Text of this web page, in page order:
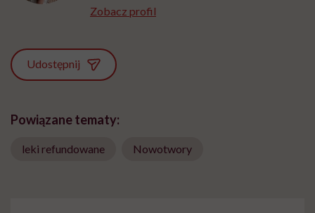
Zobacz profil
Udostępnij
Powiązane tematy:
leki refundowane Nowotwory